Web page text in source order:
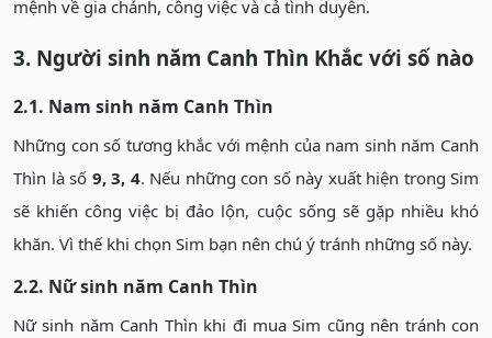
mệnh về gia chánh, công việc và cả tình duyên.
3. Người sinh năm Canh Thìn Khắc với số nào
2.1. Nam sinh năm Canh Thìn
Những con số tương khắc với mệnh của nam sinh năm Canh
Thìn là số 9, 3, 4. Nếu những con số này xuất hiện trong Sim
sẽ khiến công việc bị đảo lộn, cuộc sống sẽ gặp nhiều khó
khăn. Vì thế khi chọn Sim bạn nên chú ý tránh những số này.
2.2. Nữ sinh năm Canh Thìn
Nữ sinh năm Canh Thìn khi đi mua Sim cũng nên tránh con